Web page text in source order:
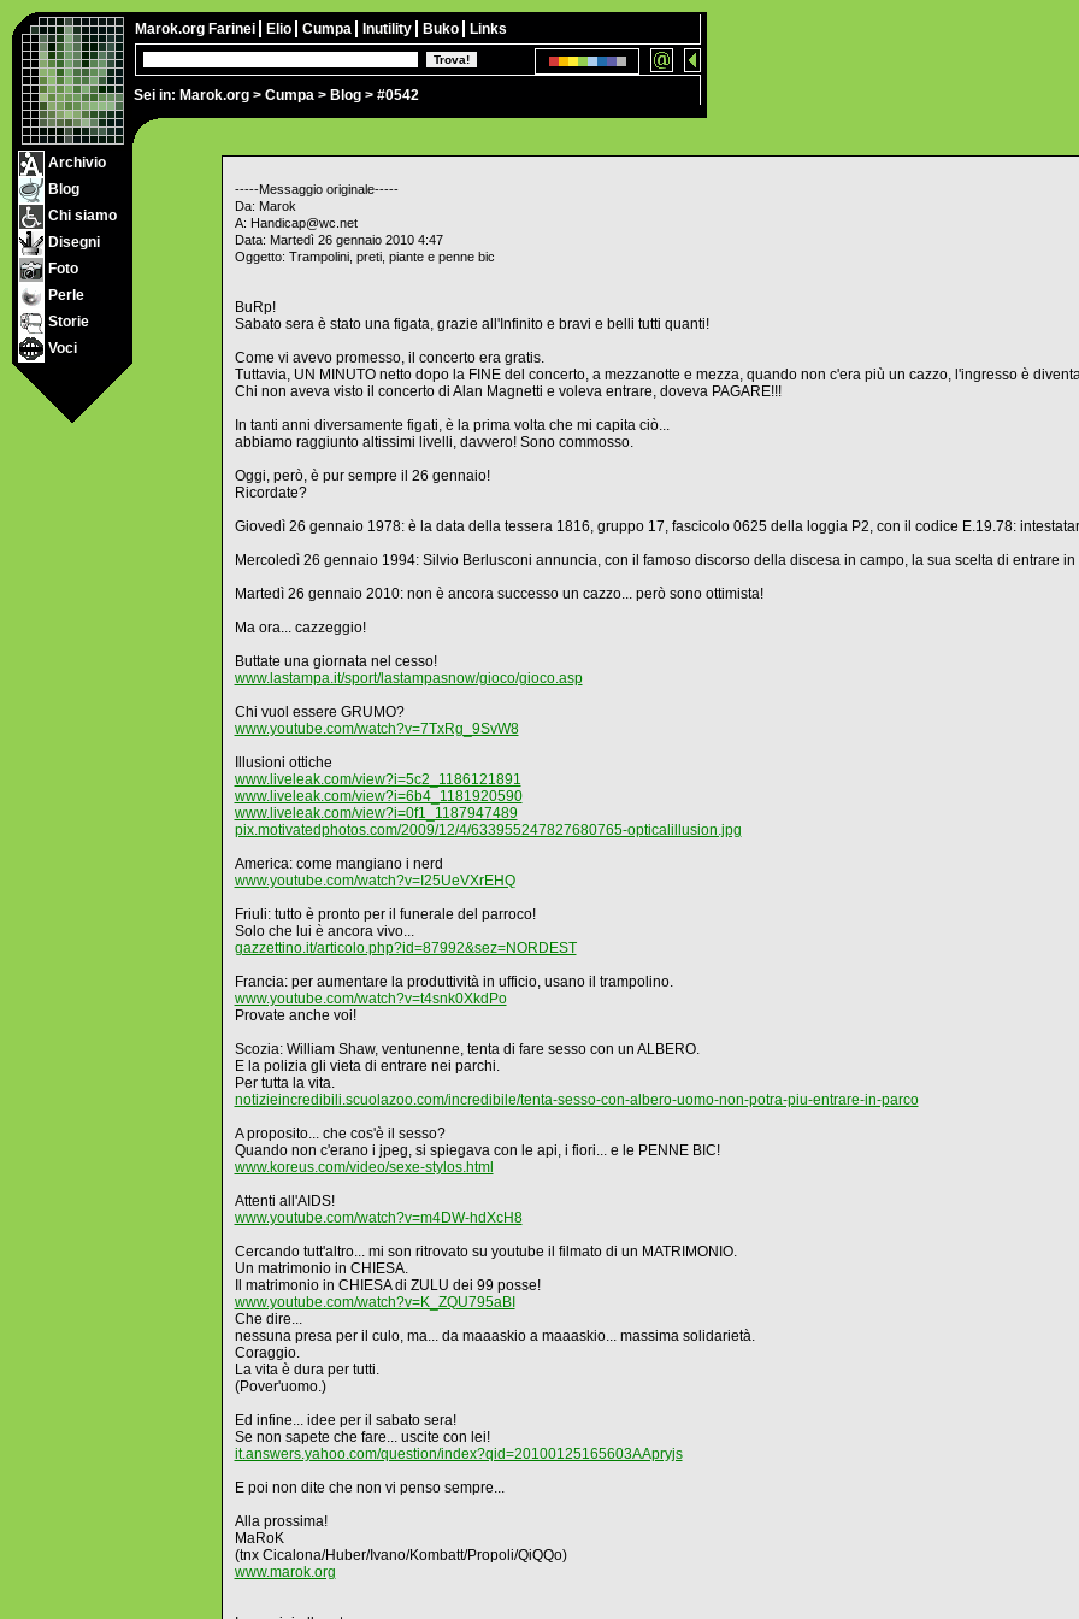
Sei in: Marok.org > Cumpa > Blog > #0542
Marok.org Farinei Elio Cumpa Inutility Buko Links
Archivio
Blog
Chi siamo
Disegni
Foto
Perle
Storie
Voci
-----Messaggio originale-----
Da: Marok
A: Handicap@wc.net
Data: Martedì 26 gennaio 2010 4:47
Oggetto: Trampolini, preti, piante e penne bic
BuRp!
Sabato sera è stato una figata, grazie all'Infinito e bravi e belli tutti quanti!
Come vi avevo promesso, il concerto era gratis.
Tuttavia, UN MINUTO netto dopo la FINE del concerto, a mezzanotte e mezza, quando non c'era più un cazzo, l'ingresso è
Chi non aveva visto il concerto di Alan Magnetti e voleva entrare, doveva PAGARE!!!
In tanti anni diversamente figati, è la prima volta che mi capita ciò...
abbiamo raggiunto altissimi livelli, davvero! Sono commosso.
Oggi, però, è pur sempre il 26 gennaio!
Ricordate?
Giovedì 26 gennaio 1978: è la data della tessera 1816, gruppo 17, fascicolo 0625 della loggia P2, con il codice E.19.78:
Mercoledì 26 gennaio 1994: Silvio Berlusconi annuncia, con il famoso discorso della discesa in campo, la sua scelta di entrare in
Martedì 26 gennaio 2010: non è ancora successo un cazzo... però sono ottimista!
Ma ora... cazzeggio!
Buttate una giornata nel cesso!
www.lastampa.it/sport/lastampasnow/gioco/gioco.asp
Chi vuol essere GRUMO?
www.youtube.com/watch?v=7TxRg_9SvW8
Illusioni ottiche
www.liveleak.com/view?i=5c2_1186121891
www.liveleak.com/view?i=6b4_1181920590
www.liveleak.com/view?i=0f1_1187947489
pix.motivatedphotos.com/2009/12/4/633955247827680765-opticalillusion.jpg
America: come mangiano i nerd
www.youtube.com/watch?v=I25UeVXrEHQ
Friuli: tutto è pronto per il funerale del parroco!
Solo che lui è ancora vivo...
gazzettino.it/articolo.php?id=87992&sez=NORDEST
Francia: per aumentare la produttività in ufficio, usano il trampolino.
www.youtube.com/watch?v=t4snk0XkdPo
Provate anche voi!
Scozia: William Shaw, ventunenne, tenta di fare sesso con un ALBERO.
E la polizia gli vieta di entrare nei parchi.
Per tutta la vita.
notizieincredibili.scuolazoo.com/incredibile/tenta-sesso-con-albero-uomo-non-potra-piu-entrare-in-parco
A proposito... che cos'è il sesso?
Quando non c'erano i jpeg, si spiegava con le api, i fiori... e le PENNE BIC!
www.koreus.com/video/sexe-stylos.html
Attenti all'AIDS!
www.youtube.com/watch?v=m4DW-hdXcH8
Cercando tutt'altro... mi son ritrovato su youtube il filmato di un MATRIMONIO.
Un matrimonio in CHIESA.
Il matrimonio in CHIESA di ZULU dei 99 posse!
www.youtube.com/watch?v=K_ZQU795aBI
Che dire...
nessuna presa per il culo, ma... da maaaskio a maaaskio... massima solidarietà.
Coraggio.
La vita è dura per tutti.
(Pover'uomo.)
Ed infine... idee per il sabato sera!
Se non sapete che fare... uscite con lei!
it.answers.yahoo.com/question/index?qid=20100125165603AApryjs
E poi non dite che non vi penso sempre...
Alla prossima!
MaRoK
(tnx Cicalona/Huber/Ivano/Kombatt/Propoli/QiQQo)
www.marok.org